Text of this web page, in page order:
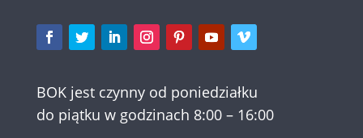
BOK jest czynny od poniedziałku
do piątku w godzinach 8:00 – 16:00